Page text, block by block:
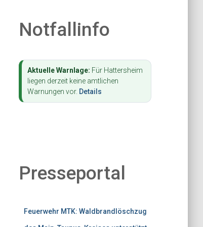
Notfallinfo
Aktuelle Warnlage: Für Hattersheim
liegen derzeit keine amtlichen
Warnungen vor. Details
Presseportal
Feuerwehr MTK: Waldbrandlöschzug